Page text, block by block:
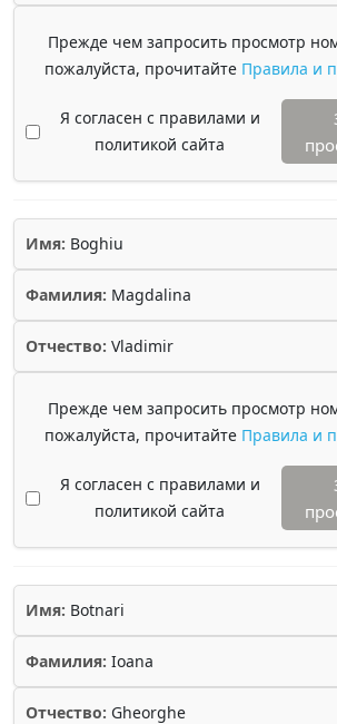
Прежде чем запросить просмотр
пожалуйста, прочитайте Правила и
Я согласен с правилами и
политикой сайта
Имя: Boghiu
Фамилия: Magdalina
Отчество: Vladimir
Прежде чем запросить просмотр
пожалуйста, прочитайте Правила и
Я согласен с правилами и
политикой сайта
Имя: Botnari
Фамилия: Ioana
Отчество: Gheorghe